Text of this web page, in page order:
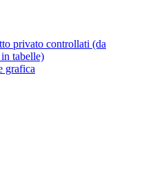
privato controllati (da
tabelle)
grafica